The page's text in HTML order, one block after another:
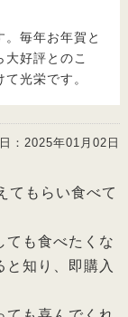
毎年お年賀と
好評とのこ
光栄です。
： 2025年01月02日
てもらい食べて
ても食べたくな
と知り、即購入